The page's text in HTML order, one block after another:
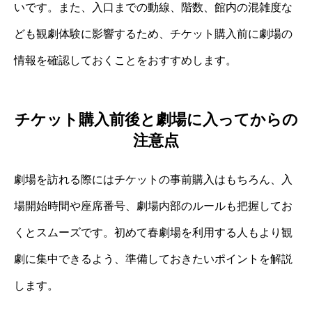
いです。また、入口までの動線、階数、館内の混雑度な
ども観劇体験に影響するため、チケット購入前に劇場の
情報を確認しておくことをおすすめします。
チケット購入前後と劇場に入ってからの
注意点
劇場を訪れる際にはチケットの事前購入はもちろん、入
場開始時間や座席番号、劇場内部のルールも把握してお
くとスムーズです。初めて春劇場を利用する人もより観
劇に集中できるよう、準備しておきたいポイントを解説
します。